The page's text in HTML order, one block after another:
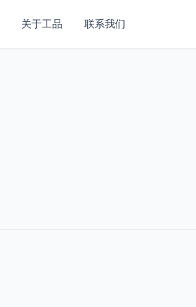
关于工品 联系我们